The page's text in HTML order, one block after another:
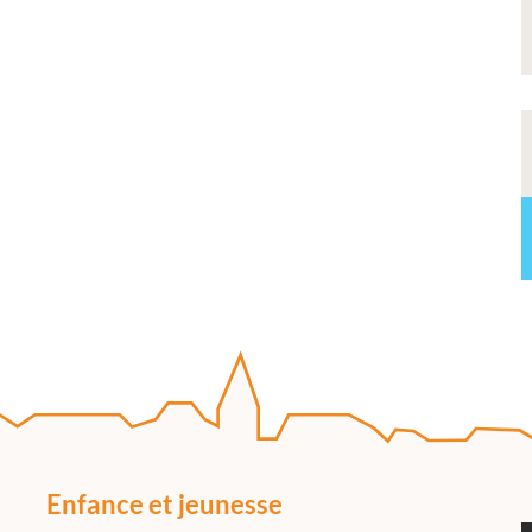
Enfance et jeunesse